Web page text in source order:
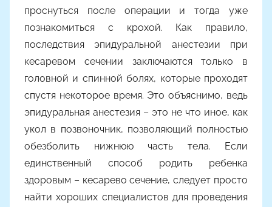
проснуться после операции и тогда уже
познакомиться с крохой. Как правило,
последствия эпидуральной анестезии при
кесаревом сечении заключаются только в
головной и спинной болях, которые проходят
спустя некоторое время. Это объяснимо, ведь
эпидуральная анестезия – это не что иное, как
укол в позвоночник, позволяющий полностью
обезболить нижнюю часть тела. Если
единственный способ родить ребенка
здоровым – кесарево сечение, следует просто
найти хороших специалистов для проведения